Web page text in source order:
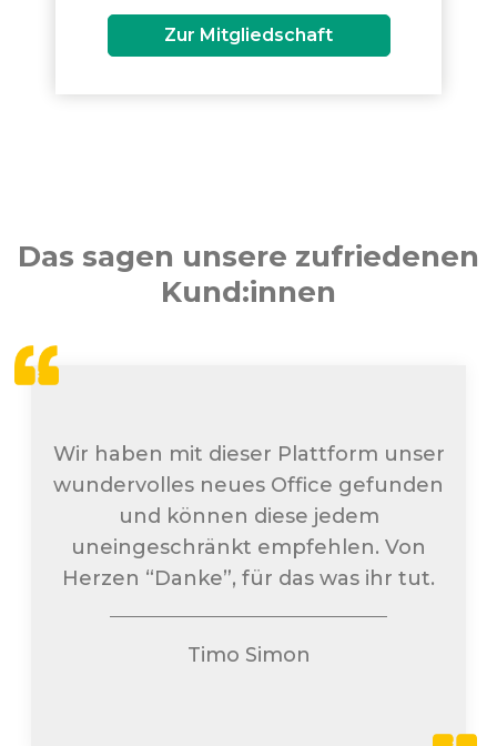
Zur Mitgliedschaft
Das sagen unsere zufriedenen
Kund:innen
Wir haben mit dieser Plattform unser
wundervolles neues Office gefunden
und können diese jedem
uneingeschränkt empfehlen. Von
Herzen “Danke”, für das was ihr tut.
Timo Simon